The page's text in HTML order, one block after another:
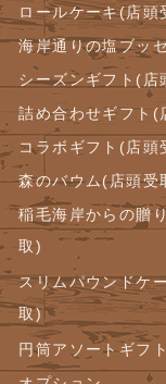
ロールケーキ(店頭
海岸通りの塩ブッ
シーズンギフト(店
詰め合わせギフト(
コラボギフト(店頭
森のバウム(店頭受
稲毛海岸からの贈
取)
スリムパウンドケ
取)
円筒アソートギフ